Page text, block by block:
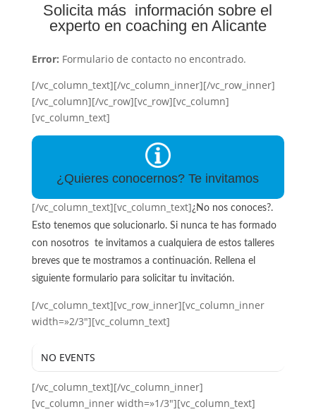
Solicita más información sobre el
experto en coaching en Alicante
Error: Formulario de contacto no encontrado.
[/vc_column_text][/vc_column_inner][/vc_row_inner]
[/vc_column][/vc_row][vc_row][vc_column]
[vc_column_text]
¿Quieres conocernos? Te invitamos
[/vc_column_text][vc_column_text]¿No nos conoces?.
Esto tenemos que solucionarlo. Si nunca te has formado
con nosotros te invitamos a cualquiera de estos talleres
breves que te mostramos a continuación. Rellena el
siguiente formulario para solicitar tu invitación.
[/vc_column_text][vc_row_inner][vc_column_inner
width=»2/3″][vc_column_text]
NO EVENTS
[/vc_column_text][/vc_column_inner]
[vc_column_inner width=»1/3″][vc_column_text]